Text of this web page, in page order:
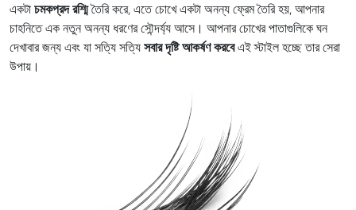
একটা চমকপ্রদ রশ্মিতৈরি করে, এতে চোখে একটা অনন্য ফ্রেম তৈরি হয়, আপনার
চাহনিতে এক নতুন অনন্য ধরণের সৌন্দর্য্য আসে। আপনার চোখের পাতাগুলিকে ঘন
দেখাবার জন্য এবং যা সত্যি সত্যি সবার দৃষ্টি আকর্ষণ করবেএই স্টাইল হচ্ছে তার সেরা
উপায়।